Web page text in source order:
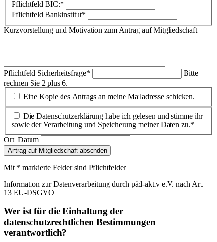
Pflichtfeld BIC:*
Pflichtfeld Bankinstitut*
Kurzvorstellung und Motivation zum Antrag auf Mitgliedschaft
Pflichtfeld Sicherheitsfrage*
Bitte
rechnen Sie 2 plus 6.
Eine Kopie des Antrags an meine Mailadresse schicken.
Die Datenschutzerklärung habe ich gelesen und stimme ihr
sowie der Verarbeitung und Speicherung meiner Daten zu.*
Ort, Datum
Antrag auf Mitgliedschaft absenden
Mit * markierte Felder sind Pflichtfelder
Information zur Datenverarbeitung durch päd-aktiv e.V. nach Art.
13 EU-DSGVO
Wer ist für die Einhaltung der
datenschutzrechtlichen Bestimmungen
verantwortlich?